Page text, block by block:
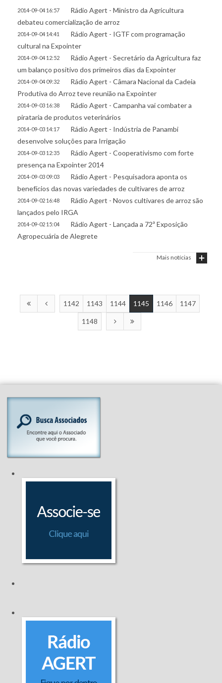
2014-09-04 16:57 Rádio Agert - Ministro da Agricultura
debateu comercialização de arroz
2014-09-04 14:41 Rádio Agert - IGTF com programação
cultural na Expointer
2014-09-04 12:52 Rádio Agert - Secretário da Agricultura faz
um balanço positivo dos primeiros dias da Expointer
2014-09-04 09:32 Rádio Agert - Câmara Nacional da Cadeia
Produtiva do Arroz teve reunião na Expointer
2014-09-03 16:38 Rádio Agert - Campanha vai combater a
pirataria de produtos veterinários
2014-09-03 14:17 Rádio Agert - Indústria de Panambi
desenvolve soluções para Irrigação
2014-09-03 12:35 Rádio Agert - Cooperativismo com forte
presença na Expointer 2014
2014-09-03 09:03 Rádio Agert - Pesquisadora aponta os
benefícios das novas variedades de cultivares de arroz
2014-09-02 16:48 Rádio Agert - Novos cultivares de arroz são
lançados pelo IRGA
2014-09-02 15:04 Rádio Agert - Lançada a 72ª Exposição
Agropecuária de Alegrete
Mais notícias
1142 1143 1144 1145 1146 1147
1148